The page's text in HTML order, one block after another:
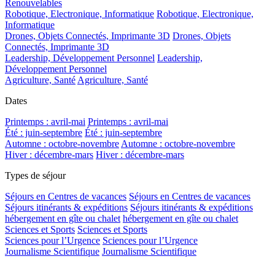
Renouvelables
Robotique, Electronique, Informatique Robotique, Electronique,
Informatique
Drones, Objets Connectés, Imprimante 3D Drones, Objets
Connectés, Imprimante 3D
Leadership, Développement Personnel Leadership,
Développement Personnel
Agriculture, SantéAgriculture, Santé
Dates
Printemps : avril-mai Printemps : avril-mai
Été : juin-septembre Été : juin-septembre
Automne : octobre-novembreAutomne : octobre-novembre
Hiver : décembre-mars Hiver : décembre-mars
Types de séjour
Séjours en Centres de vacances Séjours en Centres de vacances
Séjours itinérants & expéditions Séjours itinérants & expéditions
hébergement en gîte ou chalet hébergement en gîte ou chalet
Sciences et Sports Sciences et Sports
Sciences pour l’Urgence Sciences pour l’Urgence
Journalisme Scientifique Journalisme Scientifique